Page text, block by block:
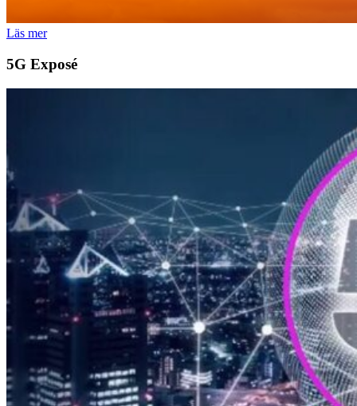
Läs mer
5G Exposé